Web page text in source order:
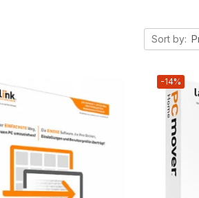
Sort by:
-14%